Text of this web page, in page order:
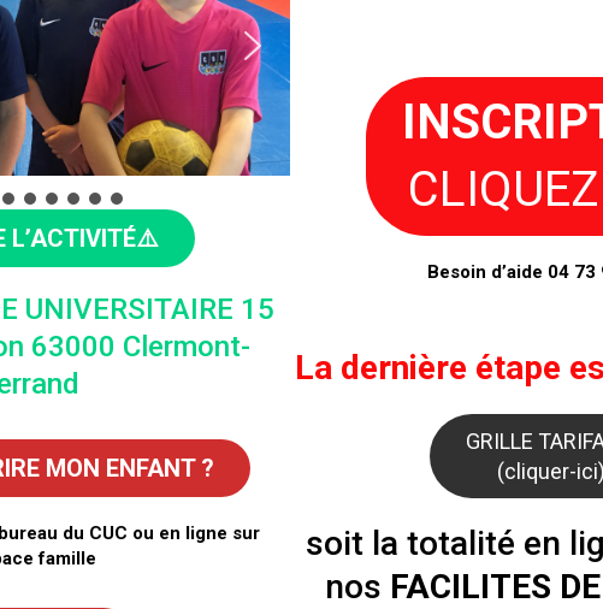
L’ACTIVITÉ⚠️
UNIVERSITAIRE 15
63000 Clermont-
MON ENFANT ?
du CUC ou en ligne sur
famille
Besoin d’aide 04 73
La dernière étape
GRILLE
(cliquer-ici)
soit la totalité en
nos FACILITES